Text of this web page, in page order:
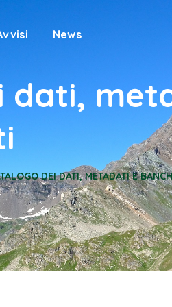
News
dati,
DEI DATI, METADATI E